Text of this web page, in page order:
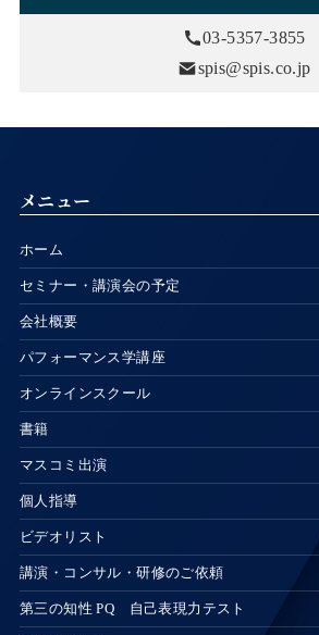
03-5357-3855
spis@spis.co.jp
メニュー
ホーム
セミナー・講演会の予定
会社概要
パフォーマンス学講座
オンラインスクール
書籍
マスコミ出演
個人指導
ビデオリスト
講演・コンサル・研修のご依頼
第三の知性 PQ 自己表現力テスト